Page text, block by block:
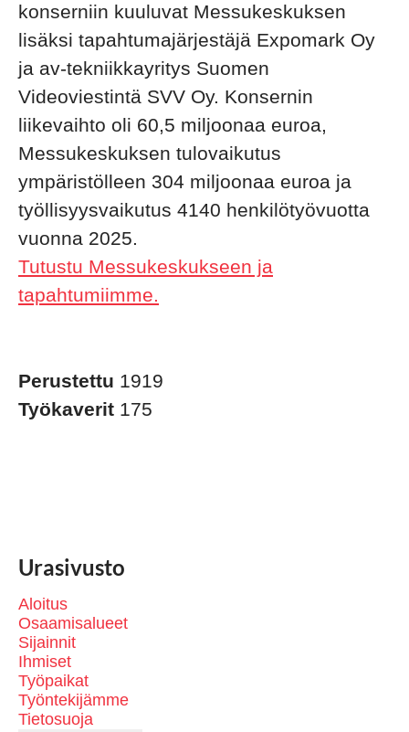
konserniin kuuluvat Messukeskuksen
lisäksi tapahtumajärjestäjä Expomark Oy
ja av-tekniikkayritys Suomen
Videoviestintä SVV Oy. Konsernin
liikevaihto oli 60,5 miljoonaa euroa,
Messukeskuksen tulovaikutus
ympäristölleen 304 miljoonaa euroa ja
työllisyysvaikutus 4140 henkilötyövuotta
vuonna 2025.
Tutustu Messukeskukseen ja
tapahtumiimme.
Perustettu 1919
Työkaverit 175
Urasivusto
Aloitus
Osaamisalueet
Sijainnit
Ihmiset
Työpaikat
Työntekijämme
Tietosuoja